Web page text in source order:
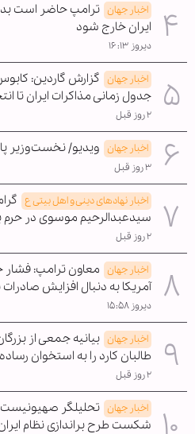
اخبار جهان ترامپ حاضر است
ایران خارج شود
دیروز ۱۶:۱۳
اخبار جهان گزارش گاردین:
جدول زمانی مذاکرات ایران تا
۲ روز قبل
اخبار جهان ویدیو/ نخست‌وزیر
۳ روز قبل
اخبار نهادهای دینی و اهل بیتی ع
سیدعبدالرحیم موسوی در حرم
۲ روز قبل
اخبار جهان معاون ترامپ: فشار
آمریکا به دنبال افزایش
دیروز ۱۵:۵۸
اخبار جهان بیانیه جمعی از
طالبان کارد را به استخوان
۲ روز قبل
اخبار جهان تحلیلگر
شکست طرح براندازی نظام